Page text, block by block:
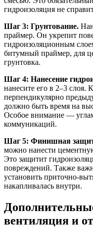
гидроизоляция не
Шаг 3: Грунтование.
праймер. Он укрепит
гидроизоляционным
битумный праймер, для
грунтовка.
Шаг 4: Нанесение
нанесите его в 2–3
перпендикулярно
должно быть время на
Особое внимание —
коммуникаций.
Шаг 5: Финишная
можно нанести
Это защитит
повреждений. Также
установить приточно-
накапливалась внутри.
вентиляция и